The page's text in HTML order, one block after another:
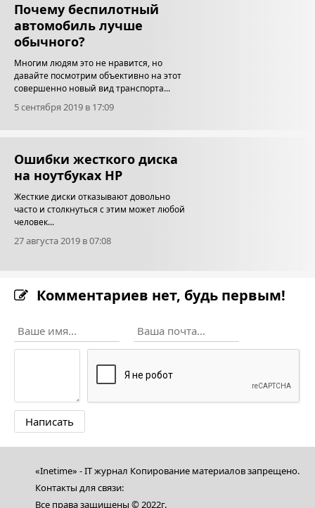
Почему беспилотный
автомобиль лучше
обычного?
Многим людям это не нравится, но
давайте посмотрим объективно на этот
совершенно новый вид транспорта...
5 сентября 2019 в 17:09
Ошибки жесткого диска
на ноутбуках HP
Жесткие диски отказывают довольно
часто и столкнуться с этим может любой
человек...
27 августа 2019 в 07:08
Комментариев нет, будь первым!
«Inetime» - IT журнал Копирование материалов запрещено.
Контакты для связи:
Все права защищены © 2022г.